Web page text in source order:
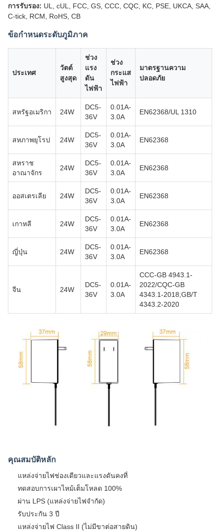
การรับรอง: UL, cUL, FCC, GS, CCC, CQC, KC, PSE, UKCA, SAA,
C-tick, RCM, RoHS, CB
ข้อกำหนดระดับภูมิภาค
ประเทศ
วัตต์
สูงสุด
ช่วง
แรง
ดัน
ไฟฟ้า
ช่วง
กระแส
ไฟฟ้า
มาตรฐานความ
ปลอดภัย
สหรัฐอเมริกา 24W
DC5-
36V
0.01A-
3.0A
EN62368/UL 1310
สหภาพยุโรป 24W
DC5-
36V
0.01A-
3.0A
EN62368
สหราช
อาณาจักร
24W
DC5-
36V
0.01A-
3.0A
EN62368
ออสเตรเลีย 24W
DC5-
36V
0.01A-
3.0A
EN62368
เกาหลี 24W
DC5-
36V
0.01A-
3.0A
EN62368
ญี่ปุ่น 24W
DC5-
36V
0.01A-
3.0A
EN62368
จีน 24W
DC5-
36V
0.01A-
3.0A
CCC-GB 4943.1-
2022/CQC-GB
4343.1-2018;GB/T
4343.2-2020
คุณสมบัติหลัก
แหล่งจ่ายไฟช่องเดียวและแรงดันคงที่
ทดสอบการเผาไหม้เต็มโหลด 100%
ผ่าน LPS (แหล่งจ่ายไฟจำกัด)
รับประกัน 3 ปี
แหล่งจ่ายไฟ Class II (ไม่มีขาต่อสายดิน)